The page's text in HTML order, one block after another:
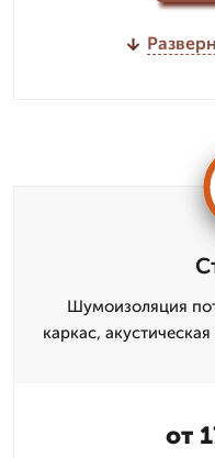
Шумоизоляция
каркас,
от